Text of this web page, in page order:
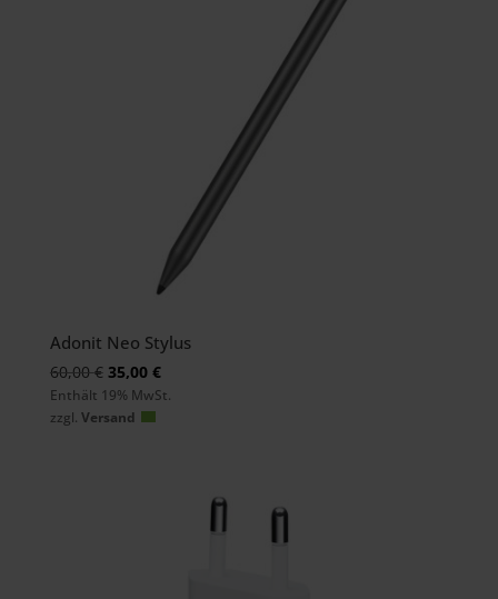
Adonit Neo Stylus
60,00€ Ursprünglicher
Preis
war:
35,00 €Aktueller
Preis
Enthält 19% MwSt.
zzgl. Versand